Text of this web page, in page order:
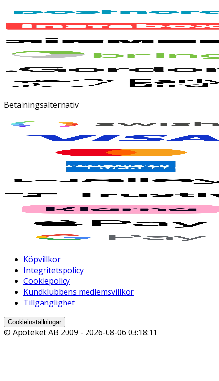
Betalningsalternativ
Köpvillkor
Integritetspolicy
Cookiepolicy
Kundklubbens medlemsvillkor
Tillgänglighet
Cookieinställningar
© Apoteket AB 2009 - 2026-08-06 03:18:11